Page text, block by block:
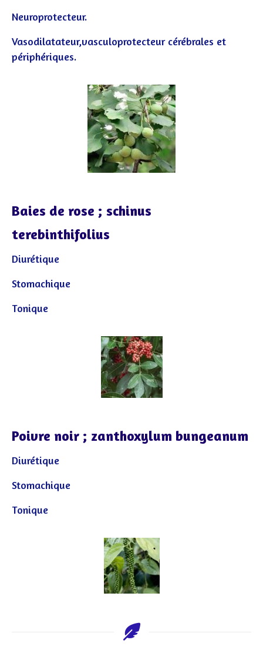
Neuroprotecteur.
Vasodilatateur,vasculoprotecteur cérébrales et
périphériques.
Baies de rose ; schinus
terebinthifolius
Diurétique
Stomachique
Tonique
Poivre noir ; zanthoxylum bungeanum
Diurétique
Stomachique
Tonique